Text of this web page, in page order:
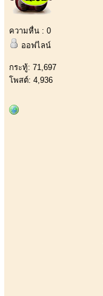
ความหื่น : 0
ออฟไลน์
กระทู้: 71,697
โพสต์: 4,936